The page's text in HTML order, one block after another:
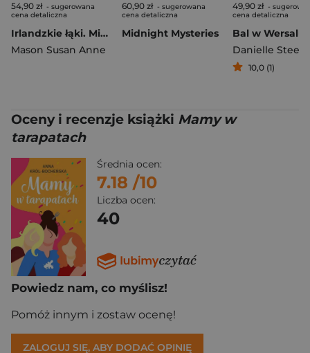
54,90 zł - sugerowana
cena detaliczna
Irlandzkie łąki. Mieć odwagę by marzyć. Tom 1 wyd. 2026
Mason Susan Anne
60,90 zł - sugerowana
cena detaliczna
Midnight Mysteries
49,90 zł -
cena detaliczna
Bal w Wersalu
Danielle Steel
10,0 (1)
Oceny i recenzje książki Mamy w
tarapatach
Średnia ocen:
7.18 /10
Liczba ocen:
40
Powiedz nam, co myślisz!
Pomóż innym i zostaw ocenę!
ZALOGUJ SIĘ, ABY DODAĆ OPINIĘ